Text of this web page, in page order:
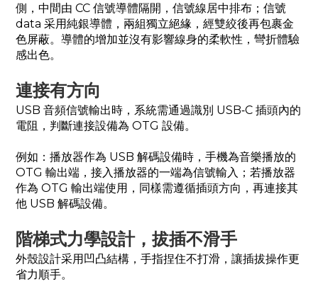
側，中間由 CC 信號導體隔開，信號線居中排布；信號
data 采用純銀導體，兩組獨立絕緣，經雙絞後再包裹金
色屏蔽。導體的增加並沒有影響線身的柔軟性，彎折體驗
感出色。
連接有方向
USB 音頻信號輸出時，系統需通過識別 USB‑C 插頭內的
電阻，判斷連接設備為 OTG 設備。
例如：播放器作為 USB 解碼設備時，手機為音樂播放的
OTG 輸出端，接入播放器的一端為信號輸入；若播放器
作為 OTG 輸出端使用，同樣需遵循插頭方向，再連接其
他 USB 解碼設備。
階梯式力學設計，拔插不滑手
外殼設計采用凹凸結構，手指捏住不打滑，讓插拔操作更
省力順手。